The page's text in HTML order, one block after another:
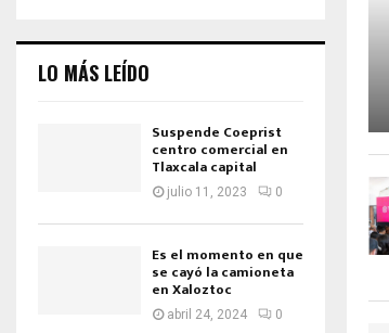
LO MÁS LEÍDO
Suspende Coeprist
centro comercial en
Tlaxcala capital
julio 11, 2023 0
Es el momento en que
se cayó la camioneta
en Xaloztoc
abril 24, 2024 0